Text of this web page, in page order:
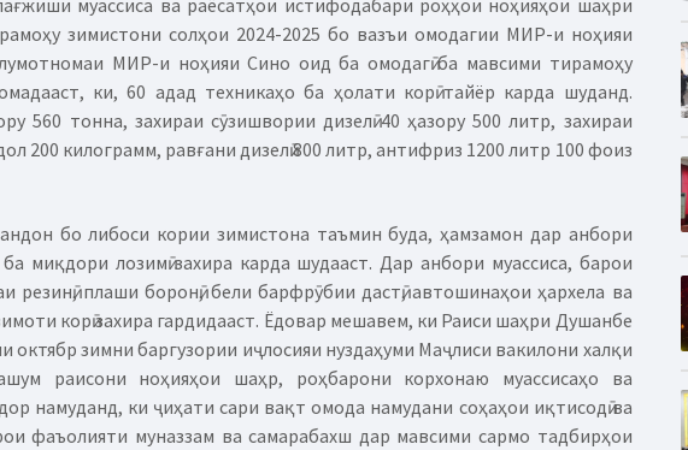
муассиса ва раёсатҳои истифодабари роҳҳои ноҳияҳои шаҳри
зимистони солҳои 2024-2025 бо вазъи омодагии МИР-и ноҳияи
МИР-и ноҳияи Сино оид ба омодагӣ ба мавсими тирамоҳу
ки, 60 адад техникаҳо ба ҳолати корӣ тайёр карда шуданд.
560 тонна, захираи сӯзишвории дизелӣ 40 ҳазору 500 литр, захираи
200 килограмм, равғани дизелӣ 800 литр, антифриз 1200 литр 100 фоиз
бо либоси кории зимистона таъмин буда, ҳамзамон дар анбори
миқдори лозимӣ захира карда шудааст. Дар анбори муассиса, барои
резинӣ, плаши боронӣ, бели барфрӯбии дастӣ, автошинаҳои ҳархела ва
корӣ захира гардидааст. Ёдовар мешавем, ки Раиси шаҳри Душанбе
октябр зимни баргузории иҷлосияи нуздаҳуми Маҷлиси вакилони халқи
раисони ноҳияҳои шаҳр, роҳбарони корхонаю муассисаҳо ва
намуданд, ки ҷиҳати сари вақт омода намудани соҳаҳои иқтисодӣ ва
фаъолияти муназзам ва самарабахш дар мавсими сармо тадбирҳои